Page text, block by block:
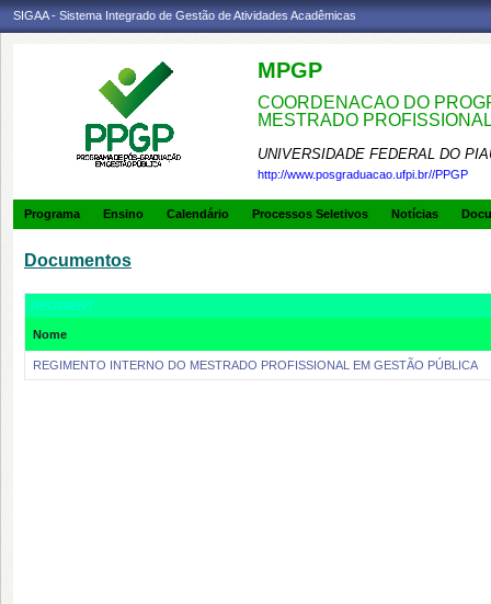
SIGAA - Sistema Integrado de Gestão de Atividades Acadêmicas
MPGP
COORDENACAO DO
MESTRADO
UNIVERSIDADE FEDERAL DO
http://www.posgraduacao.ufpi.br//PPGP
Programa Ensino Calendário Processos Seletivos Notícias
Documentos
REGIMENT
Nome
REGIMENTO INTERNO DO MESTRADO PROFISSIONAL EM GESTÃO PÚBLICA